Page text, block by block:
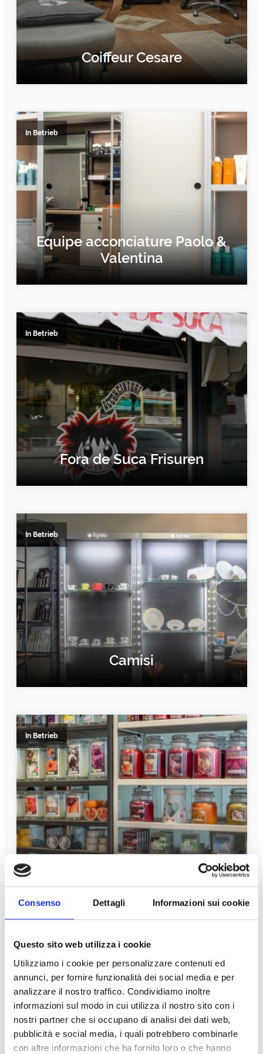
Consenso Dettagli Informazioni sui cookie
Questo sito web utilizza i cookie
Utilizziamo i cookie per personalizzare contenuti ed
annunci, per fornire funzionalità dei social media e per
analizzare il nostro traffico. Condividiamo inoltre
informazioni sul modo in cui utilizza il nostro sito con i
nostri partner che si occupano di analisi dei dati web,
pubblicità e social media, i quali potrebbero combinarle
con altre informazioni che ha fornito loro o che hanno
Coiffeur Cesare
In Betrieb
Equipe acconciature Paolo &
Valentina
In Betrieb
Fora de Suca Frisuren
In Betrieb
Camisi
In Betrieb
ERFAHRE MEHR